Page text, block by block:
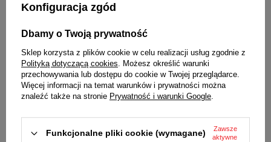
Unisex
Najniższa cena z 30 dni przed
obniżką:107,00 zł/1szt. -4%
Cena regularna: 119,00 zł szt.
Najniższa cena z 30 dni przed
obniżką:134,00 zł/1szt.-4%
Konfiguracja zgód
Dbamy o Twoją prywatność
Sklep korzysta z plików cookie w celu realizacji usług zgodnie z
Polityką dotyczącą cookies. Możesz określić warunki
przechowywania lub dostępu do cookie w Twojej przeglądarce.
Więcej informacji na temat warunków i prywatności można
znaleźć także na stronie Prywatność i warunki Google.
Funkcjonalne pliki cookie (wymagane)
Zawsze
aktywne